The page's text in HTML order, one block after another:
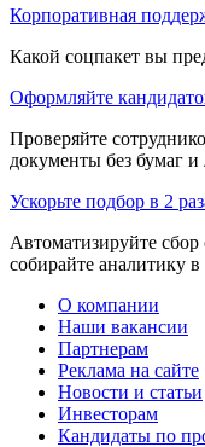
Корпоративная
Какой соцпакет вы
Оформляйте
Проверяйте
документы без бумаг
Ускорьте подбор в 2
Автоматизируйте сбор
собирайте аналитику в
О компании
Наши вакансии
Партнерам
Реклама на сайте
Новости и статьи
Инвесторам
Кандидаты по